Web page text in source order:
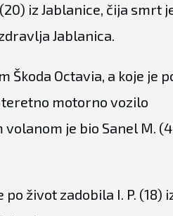
iz Jablanice, čija smrt
Jablanica.
Octavia, a koje je
motorno vozilo
je bio Sanel M.
život zadobila I. P. (18)